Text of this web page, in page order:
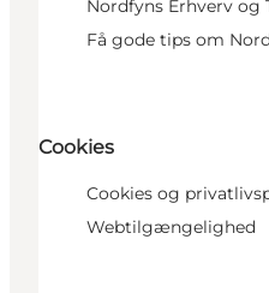
Nordfyns Erhverv og
Få gode tips om
Cookies
Cookies og
Webtilgængelighed